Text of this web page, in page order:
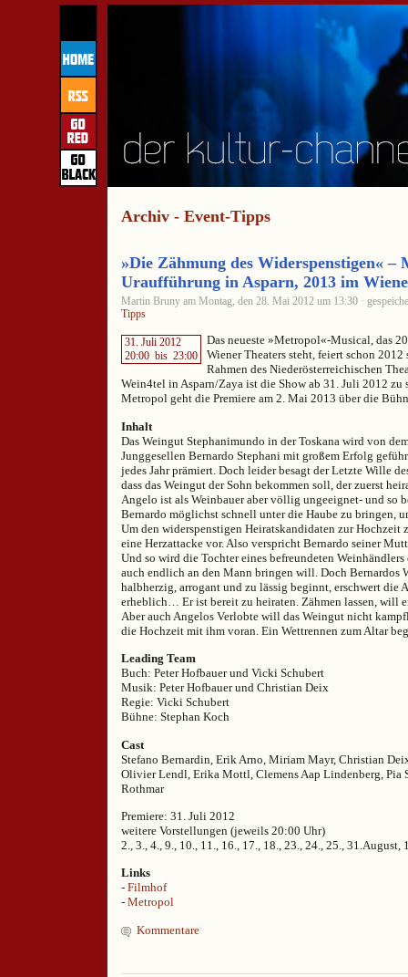
Archiv - Event-Tipps
»Die Zähmung des Widerspenstigen« –
Uraufführung in Asparn, 2013 im
Martin Bruny am Montag, den 28. Mai 2012 um 13:30 ·
Tipps
31. Juli 2012
20:00 bis 23:00
Das neueste »Metropol«-Musical, das
Wiener Theaters steht, feiert schon
Rahmen des Niederösterreichischen
Wein4tel in Asparn/Zaya ist die Show ab 31. Juli 2012 zu
Metropol geht die Premiere am 2. Mai 2013 über die
Inhalt
Das Weingut Stephanimundo in der Toskana wird von
Junggesellen Bernardo Stephani mit großem Erfolg
jedes Jahr prämiert. Doch leider besagt der Letzte Wille
dass das Weingut der Sohn bekommen soll, der zuerst
Angelo ist als Weinbauer aber völlig ungeeignet- und so
Bernardo möglichst schnell unter die Haube zu bringen,
Um den widerspenstigen Heiratskandidaten zur Hochzeit
eine Herzattacke vor. Also verspricht Bernardo seiner
Und so wird die Tochter eines befreundeten
auch endlich an den Mann bringen will. Doch Bernardos
halbherzig, arrogant und zu lässig beginnt, erschwert die
erheblich… Er ist bereit zu heiraten. Zähmen lassen, will
Aber auch Angelos Verlobte will das Weingut nicht
die Hochzeit mit ihm voran. Ein Wettrennen zum Altar
Leading Team
Buch: Peter Hofbauer und Vicki Schubert
Musik: Peter Hofbauer und Christian Deix
Regie: Vicki Schubert
Bühne: Stephan Koch
Cast
Stefano Bernardin, Erik Arno, Miriam Mayr, Christian
Olivier Lendl, Erika Mottl, Clemens Aap Lindenberg, Pia
Rothmar
Premiere: 31. Juli 2012
weitere Vorstellungen (jeweils 20:00 Uhr)
2., 3., 4., 9., 10., 11., 16., 17., 18., 23., 24., 25., 31.August,
Links
- Filmhof
- Metropol
Kommentare